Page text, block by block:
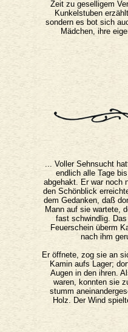
Zeit zu geselligem
Kunkelstuben
sondern es bot sich
Mädchen, ihre
... Voller Sehnsucht
endlich alle Tage
abgehakt. Er war noch
den Schönblick
dem Gedanken, daß
Mann auf sie wartete,
fast schwindlig.
Feuerschein überm
nach ihm
Er öffnete, zog sie an
Kamin aufs Lager;
Augen in den ihren.
waren, konnten sie
stumm
Holz. Der Wind